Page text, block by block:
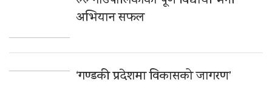
अभियान सफल
‘गण्डकी प्रदेशमा विकासको जागरण’